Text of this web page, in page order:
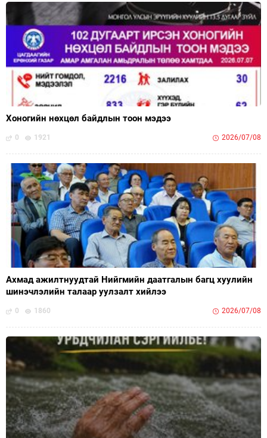
Хоногийн нөхцөл байдлын тоон мэдээ
0 1921 2026/07/08
Ахмад ажилтнуудтай Нийгмийн даатгалын багц хуулийн
шинэчлэлийн талаар уулзалт хийлээ
0 1860 2026/07/08